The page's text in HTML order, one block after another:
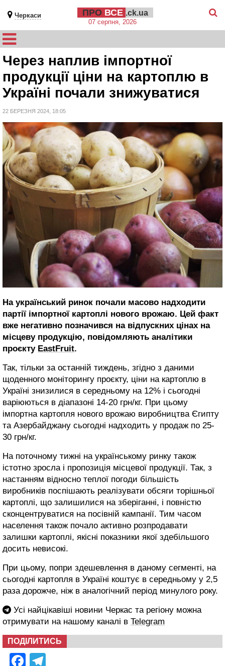
Черкаси ПРО ВСЕ .ck.ua
07 серпня, 2026
Через наплив імпортної
продукції ціни на картоплю в
Україні почали знижуватися
22 БЕРЕЗНЯ 2024, 18:05
На український ринок почали масово надходити
партії імпортної картоплі нового врожаю. Цей факт
вже негативно позначився на відпускних цінах на
місцеву продукцію, повідомляють аналітики
проєкту EastFruit.
Так, тільки за останній тиждень, згідно з даними
щоденного моніторингу проєкту, ціни на картоплю в
Україні знизилися в середньому на 12% і сьогодні
варіюються в діапазоні 14-20 грн/кг. При цьому
імпортна картопля нового врожаю виробництва Єгипту
та Азербайджану сьогодні надходить у продаж по 25-
30 грн/кг.
На поточному тижні на українському ринку також
істотно зросла і пропозиція місцевої продукції. Так, з
настанням відносно теплої погоди більшість
виробників поспішають реалізувати обсяги торішньої
картоплі, що залишилися на зберіганні, і повністю
сконцентруватися на посівній кампанії. Тим часом
населення також почало активно розпродавати
залишки картоплі, якісні показники якої здебільшого
досить невисокі.
При цьому, попри здешевлення в даному сегменті, на
сьогодні картопля в Україні коштує в середньому у 2,5
раза дорожче, ніж в аналогічний період минулого року.
Усі найцікавіші новини Черкас та регіону можна
отримувати на нашому каналі в Telegram
ПОДІЛИТИСЬ
Facebook